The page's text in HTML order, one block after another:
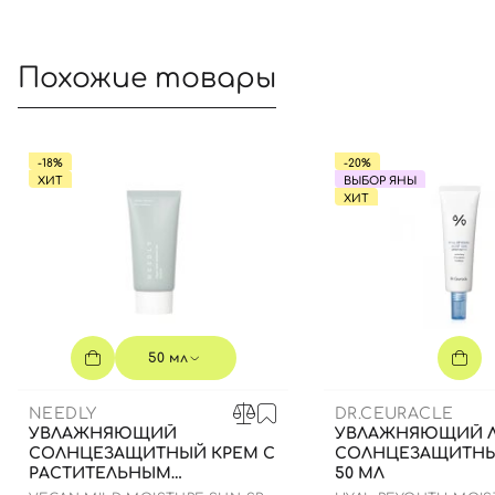
Похожие товары
-18%
ХИТ
50 мл
NEEDLY
УВЛАЖНЯЮЩИЙ
СОЛНЦЕЗАЩИТНЫЙ КРЕМ С
РАСТИТЕЛЬНЫМ
-20%
ВЫБОР ЯНЫ
ХИТ
DR.CEURACLE
УВЛАЖНЯЮЩИЙ
50 МЛ